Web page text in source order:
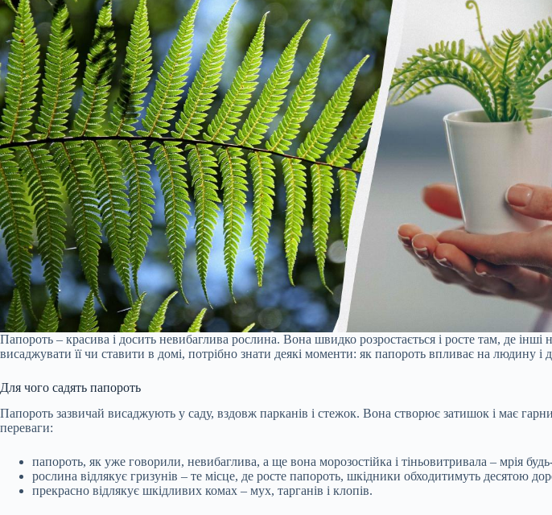
Папороть – красива і досить невибаглива рослина. Вона швидко розростається і росте там, де
висаджувати її чи ставити в домі, потрібно знати деякі моменти: як папороть впливає на людину
Для чого садять папороть
Папороть зазвичай висаджують у саду, вздовж парканів і стежок. Вона створює затишок і має
переваги:
папороть, як уже говорили, невибаглива, а ще вона морозостійка і тіньовитривала – мрія
рослина відлякує гризунів – те місце, де росте папороть, шкідники обходитимуть десятою
прекрасно відлякує шкідливих комах – мух, тарганів і клопів.